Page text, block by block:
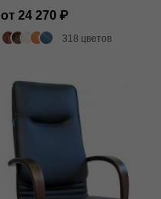
от 24 270
318 цветов